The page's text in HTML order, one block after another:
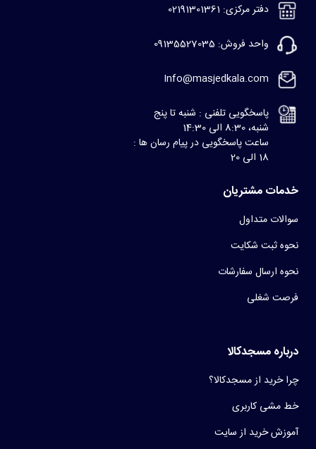
دفتر مرکزی: 02191301361
واحد فروش: 09135527035
Info@masjedkala.com
پاسخگویی تلفنی : شنبه تا پنج
شنبه، 8:30 الی 14:30
ساعت پاسخگویی در پیام رسان ها :
18 الی 20
خدمات مشتریان
سوالات متداول
نحوه ثبت شکایت
نحوه ارسال سفارشات
فرصت شغلی
درباره مسجدکالا
چرا خرید از مسجدکالا؟
خط مشی کاربری
آموزش خرید از سایت